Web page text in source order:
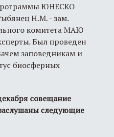
ЮНЕСКО
Н.М. - зам.
комитета МАЮ
Был проведен
заповедникам и
биосферных
совещание
следующие